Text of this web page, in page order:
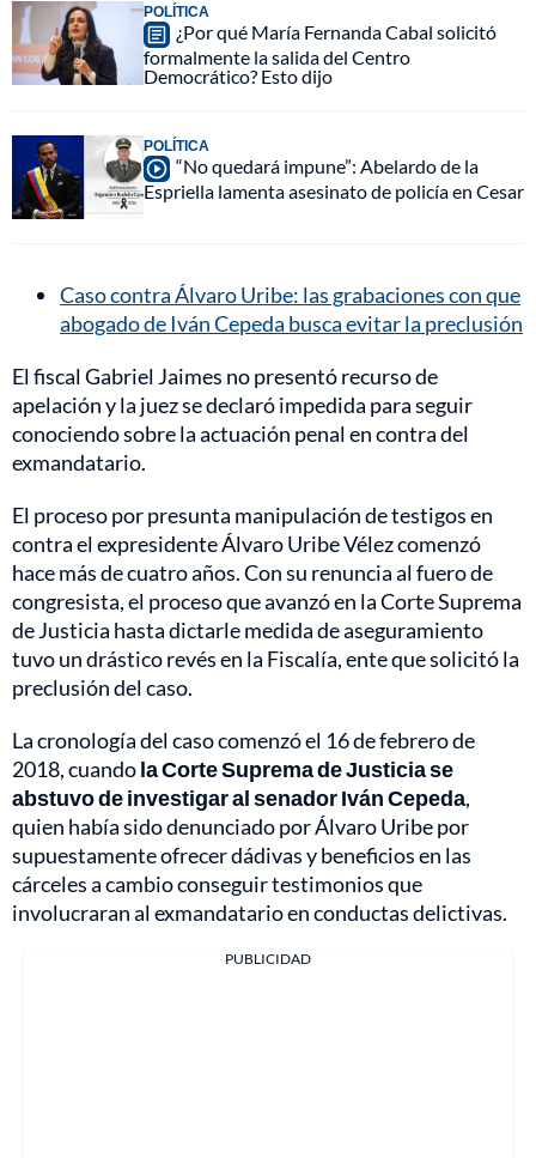
POLÍTICA
¿Por qué María Fernanda Cabal solicitó
formalmente la salida del Centro
Democrático? Esto dijo
POLÍTICA
“No quedará impune”: Abelardo de la
Espriella lamenta asesinato de policía en Cesar
Caso contra Álvaro Uribe: las grabaciones con que
abogado de Iván Cepeda busca evitar la preclusión
El fiscal Gabriel Jaimes no presentó recurso de
apelación y la juez se declaró impedida para seguir
conociendo sobre la actuación penal en contra del
exmandatario.
El proceso por presunta manipulación de testigos en
contra el expresidente Álvaro Uribe Vélez comenzó
hace más de cuatro años. Con su renuncia al fuero de
congresista, el proceso que avanzó en la Corte Suprema
de Justicia hasta dictarle medida de aseguramiento
tuvo un drástico revés en la Fiscalía, ente que solicitó la
preclusión del caso.
La cronología del caso comenzó el 16 de febrero de
2018, cuandola Corte Suprema de Justicia se
abstuvo de investigar al senador Iván Cepeda,
quien había sido denunciado por Álvaro Uribe por
supuestamente ofrecer dádivas y beneficios en las
cárceles a cambio conseguir testimonios que
involucraran al exmandatario en conductas delictivas.
PUBLICIDAD